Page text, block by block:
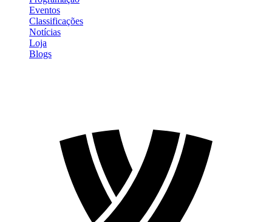
Eventos
Classificações
Notícias
Loja
Blogs